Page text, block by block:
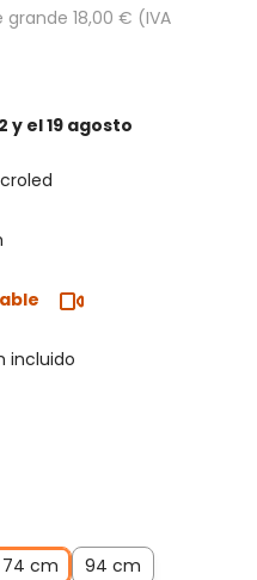
18,00 € (IVA
y el 19 agosto
incluido
74 cm 94 cm